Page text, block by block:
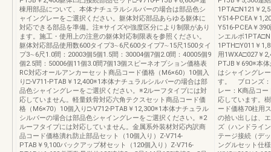
棟用部品について、本体ナチュラルシルバーの場合は部品色シ
ャイングレーをご選択ください。躯体対応部品あらゆる躯体に
対応できる部品を準備。注※サイズや強度区分により制限があり
ます。施工・使用上の注意の躯体対応制限表を参照ください。
躯体対応部品使用数600タイプ3∼6尺600タイプ7∼15尺1500タイ
プ3∼6尺1.0間：20003個5個1.5間：30004個7個2.0間：40005個9
個2.5間：50006個11個3.0間7個13個スピーネオプション価格表
RC対応オールアンカーセット商品コード価格（M6×60）10個入
り□-V711-PTAB￥12,400※1本体ナチュラルシルバーの場合は部
品色シャイングレーをご選択ください。※2ルーフタイプには対
応していません。軽量鉄骨対応六角テクスセット商品コード価
格（M6×70）10個入り□-V712-PTAB￥12,300※1本体ナチュラル
シルバーの場合は部品色シャイングレーをご選択ください。※2
ルーフタイプには対応していません。金属系外装材対応内訳商
品コード価格潰れ防止部品セット（10個入り）Z-V714-
PTAB￥9,100バックアップ材セット（120個入り）Z-V716-
1PTA□N121￥
Y514-PCEA￥
Y516-PCEA￥
ンエルボ
1PTH□Y011￥
用1WXA□027￥
PTJB￥690※本
はシャイングレ
す。 ブロンズ：
レー：K商品コ
応しています。
ード価格70柱用
の拾い出しは、
ズ（ハンドライ
テージ接続（デ
ングルセット仕